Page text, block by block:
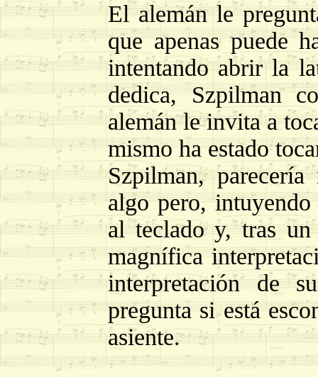
El alemán le
que apenas puede
intentando abrir la
dedica, Szpilman
alemán le invita a
mismo ha estado
Szpilman,
algo pero,
al teclado y, tras
magnífica
interpretación de
pregunta si está
asiente.